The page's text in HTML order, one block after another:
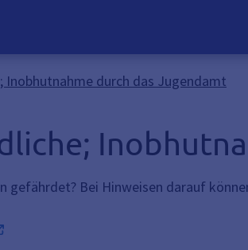
Inobhutnahme durch das Jugendamt
gefährdet? Bei Hinweisen darauf